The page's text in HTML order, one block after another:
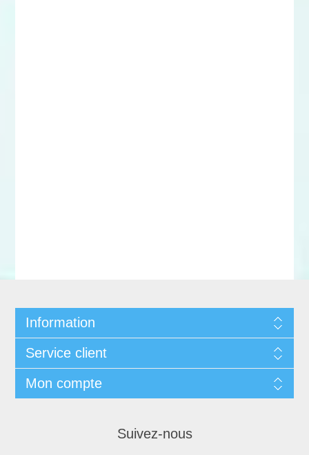
Information
Service client
Mon compte
Suivez-nous